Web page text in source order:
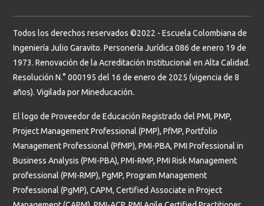
Todos los derechos reservados ©2022 - Escuela Colombiana de
Ingeniería Julio Garavito. Personería Jurídica 086 de enero 19 de
1973. Renovación de la Acreditación Institucional en Alta Calidad.
Resolución N.° 000195 del 16 de enero de 2025 (vigencia de 8
años). Vigilada por Mineducación.
El logo de Proveedor de Educación Registrado del PMI, PMP,
Project Management Professional (PMP), PfMP, Portfolio
Management Professional (PfMP), PMI-PBA, PMI Professional in
Business Analysis (PMI-PBA), PMI-RMP, PMI Risk Management
professional (PMI-RMP), PgMP, Program Management
Professional (PgMP), CAPM, Certified Associate in Project